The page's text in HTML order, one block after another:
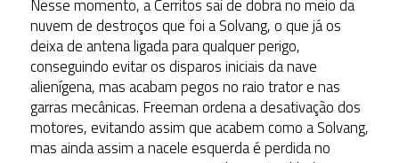
Nesse momento, a Cerritos sai de dobra no meio da
nuvem de destroços que foi a Solvang, o que já os
deixa de antena ligada para qualquer perigo,
conseguindo evitar os disparos iniciais da nave
alienígena, mas acabam pegos no raio trator e nas
garras mecânicas. Freeman ordena a desativação dos
motores, evitando assim que acabem como a Solvang,
mas ainda assim a nacele esquerda é perdida no